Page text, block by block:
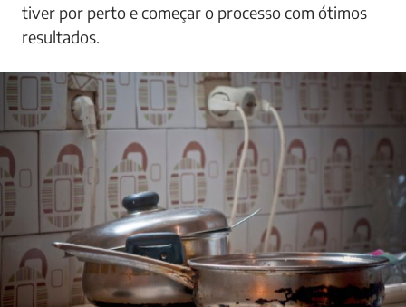
tiver por perto e começar o processo com ótimos
resultados.